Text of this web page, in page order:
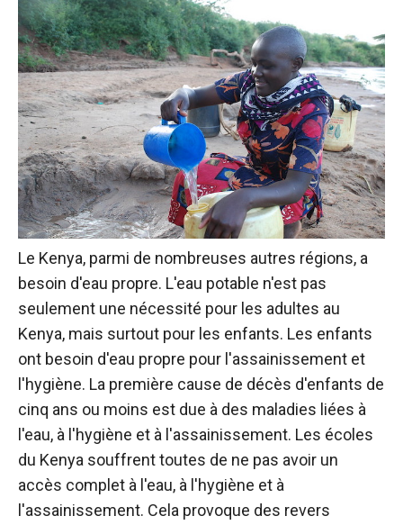
Le Kenya, parmi de nombreuses autres régions, a
besoin d'eau propre. L'eau potable n'est pas
seulement une nécessité pour les adultes au
Kenya, mais surtout pour les enfants. Les enfants
ont besoin d'eau propre pour l'assainissement et
l'hygiène. La première cause de décès d'enfants de
cinq ans ou moins est due à des maladies liées à
l'eau, à l'hygiène et à l'assainissement. Les écoles
du Kenya souffrent toutes de ne pas avoir un
accès complet à l'eau, à l'hygiène et à
l'assainissement. Cela provoque des revers